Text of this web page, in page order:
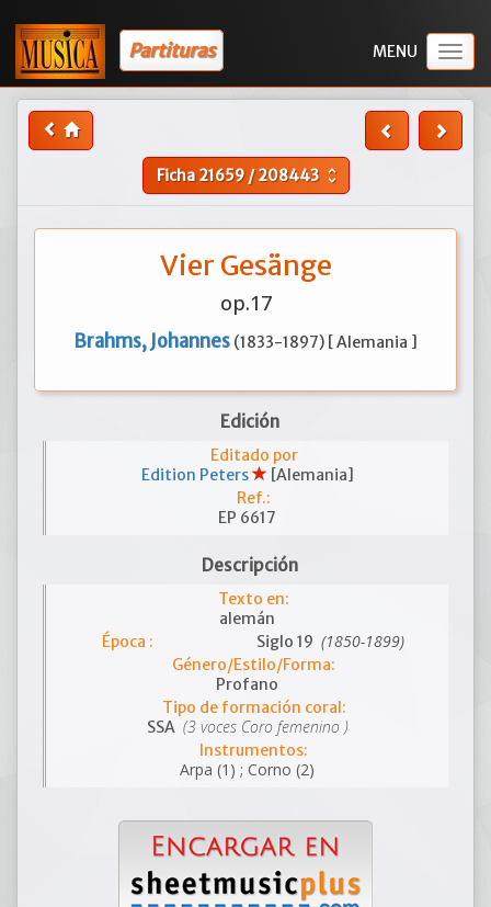
Partituras
Ficha21659/208443 unfold_more
Vier Gesänge
op.17
Brahms, Johannes (1833-1897) [ Alemania ]
Edición
Editado por
Edition Peters
[Alemania]
Ref.:
EP 6617
Descripción
Texto en:
alemán
Época :
Siglo 19 (1850-1899)
Género/Estilo/Forma:
Profano
Tipo de formación coral:
SSA (3 voces Coro femenino )
Instrumentos:
Arpa (1) ; Corno (2)